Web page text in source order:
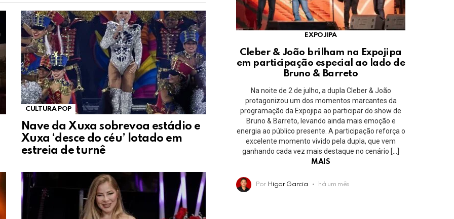
CULTURA POP
Nave da Xuxa sobrevoa estádio e
Xuxa ‘desce do céu’ lotado em
estreia de turnê
EXPOJIPA
Cleber & João brilham na Expojipa
em participação especial ao lado de
Bruno & Barreto
Na noite de 2 de julho, a dupla Cleber & João
protagonizou um dos momentos marcantes da
programação da Expojipa ao participar do show de
Bruno & Barreto, levando ainda mais emoção e
energia ao público presente. A participação reforça o
excelente momento vivido pela dupla, que vem
ganhando cada vez mais destaque no cenário […]
MAIS
Por Higor Garcia há um mês